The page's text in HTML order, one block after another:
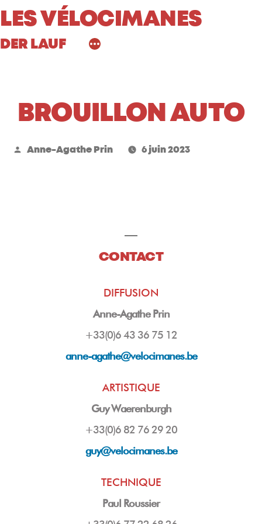
Aller
LES VÉLOCIMANES
DER LAUF
BROUILLON AUTO
Publié
Anne-Agathe Prin 6 juin 2023
CONTACT
DIFFUSION
Anne-Agathe Prin
+33(0)6 43 36 75 12
anne-agathe@velocimanes.be
ARTISTIQUE
Guy Waerenburgh
+33(0)6 82 76 29 20
guy@velocimanes.be
TECHNIQUE
Paul Roussier